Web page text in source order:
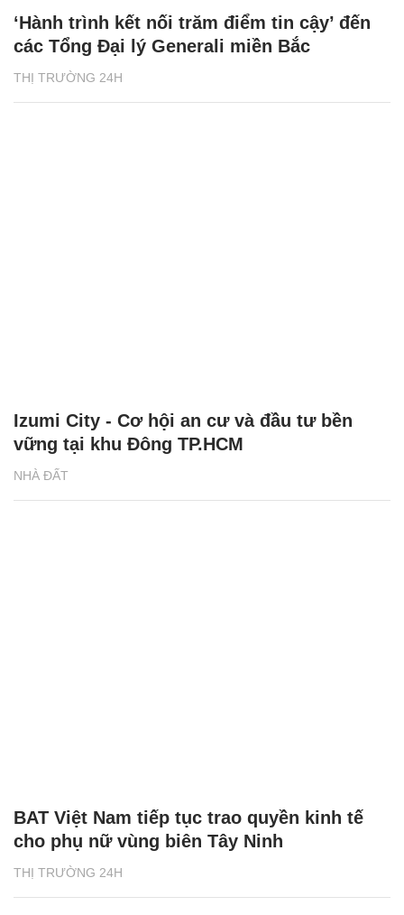
THỊ TRƯỜNG 24H
‘Hành trình kết nối trăm điểm tin cậy’ đến
các Tổng Đại lý Generali miền Bắc
NHÀ ĐẤT
Izumi City - Cơ hội an cư và đầu tư bền
vững tại khu Đông TP.HCM
THỊ TRƯỜNG 24H
BAT Việt Nam tiếp tục trao quyền kinh tế
cho phụ nữ vùng biên Tây Ninh